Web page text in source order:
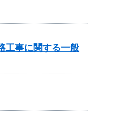
事に関する一般